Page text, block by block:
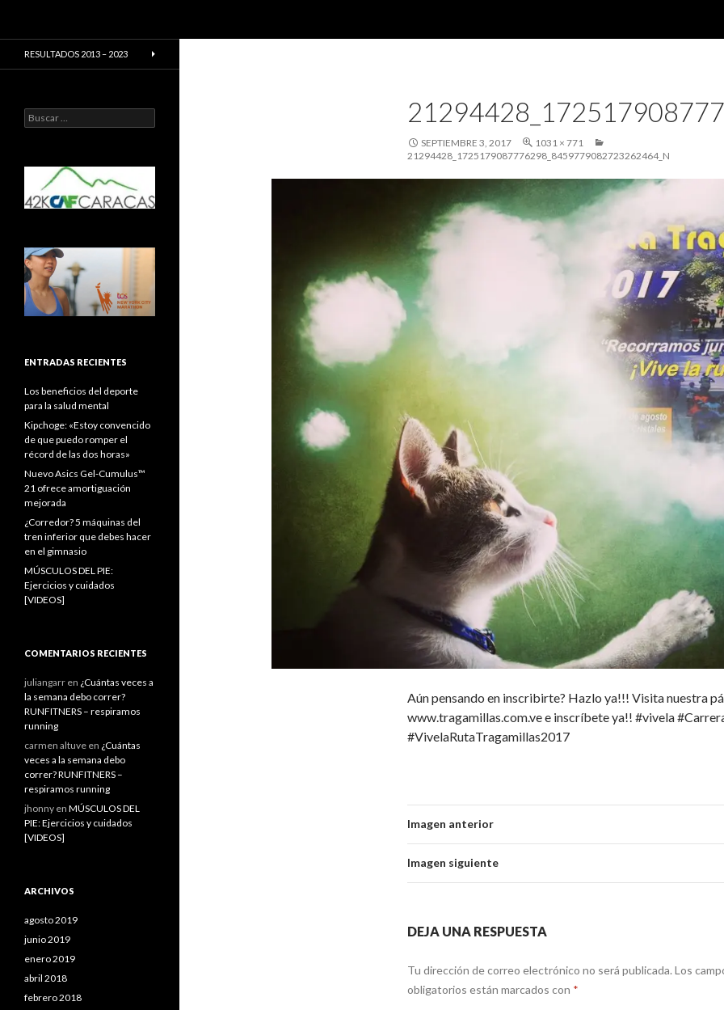
SEPTIEMBRE 3, 2017
1031 × 771
21294428_1725179087776298_8459779082723262464_N
Aún pensando en inscribirte? Hazlo ya!!! Visita nuestra
www.tragamillas.com.ve e inscríbete ya!! #vivela
#VivelaRutaTragamillas2017
Imagen anterior
Imagen siguiente
DEJA UNA RESPUESTA
Tu dirección de correo electrónico no será publicada. Los
obligatorios están marcados con *
eventos deportivos
RESULTADOS 2013 – 2023
Buscar:
ENTRADAS RECIENTES
Los beneficios del deporte
para la salud mental
Kipchoge: «Estoy convencido
de que puedo romper el
récord de las dos horas»
Nuevo Asics Gel-Cumulus™
21 ofrece amortiguación
mejorada
¿Corredor? 5 máquinas del
tren inferior que debes hacer
en el gimnasio
MÚSCULOS DEL PIE:
Ejercicios y cuidados
[VIDEOS]
COMENTARIOS RECIENTES
juliangarr en ¿Cuántas veces a
la semana debo correr?
RUNFITNERS – respiramos
running
carmen altuve en ¿Cuántas
veces a la semana debo
correr? RUNFITNERS –
respiramos running
jhonny en MÚSCULOS DEL
PIE: Ejercicios y cuidados
[VIDEOS]
ARCHIVOS
agosto 2019
junio 2019
enero 2019
abril 2018
febrero 2018